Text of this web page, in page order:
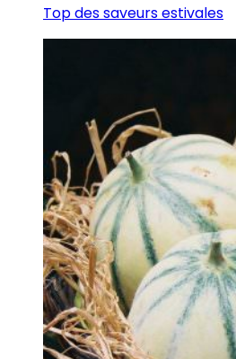
Top des saveurs estivales